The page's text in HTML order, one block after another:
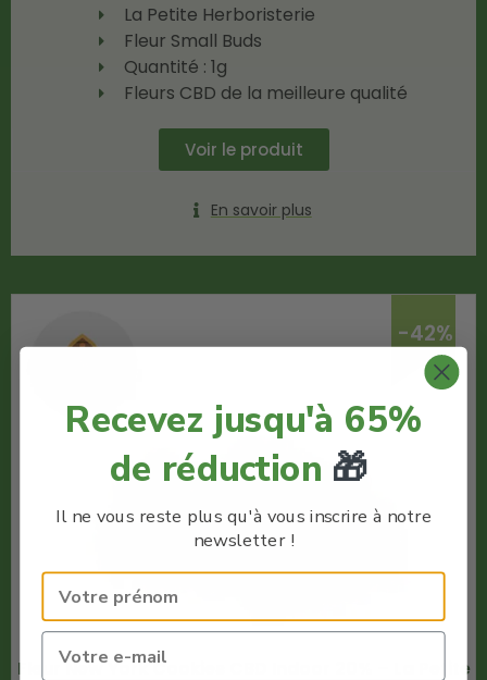
La Petite Herboristerie
Fleur Small Buds
Quantité : 1g
Fleurs CBD de la meilleure qualité
Voir le produit
En savoir plus
-42%
Fleur New York Cookies CBD Indoor 20% – La Petite
Recevez jusqu'à 65%
de réduction 🎁
Il ne vous reste plus qu'à vous inscrire à notre
newsletter !